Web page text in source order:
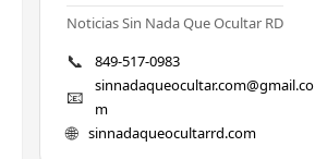
Noticias Sin Nada Que Ocultar RD
📞 849-517-0983
📧
sinnadaqueocultar.com@gmail.co
m
🌐 sinnadaqueocultarrd.com